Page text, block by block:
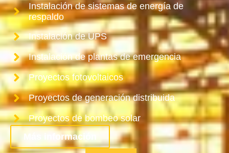
Instalación de sistemas de energía de
respaldo
Instalación de UPS
Instalación de plantas de emergencia
Proyectos fotovoltaicos
Proyectos de generación distribuida
Proyectos de bombeo solar
Más información